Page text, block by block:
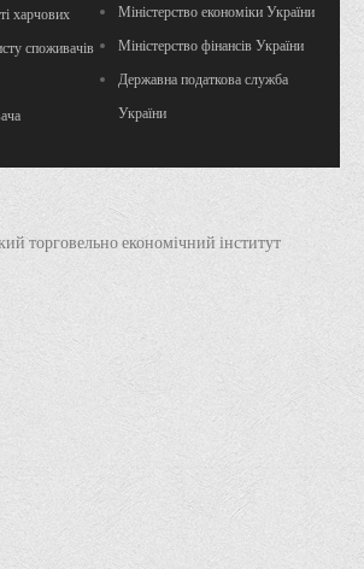
харчових
споживачів
Міністерство економіки України
Міністерство фінансів України
Державна податкова служба
України
торговельно економічний інститут